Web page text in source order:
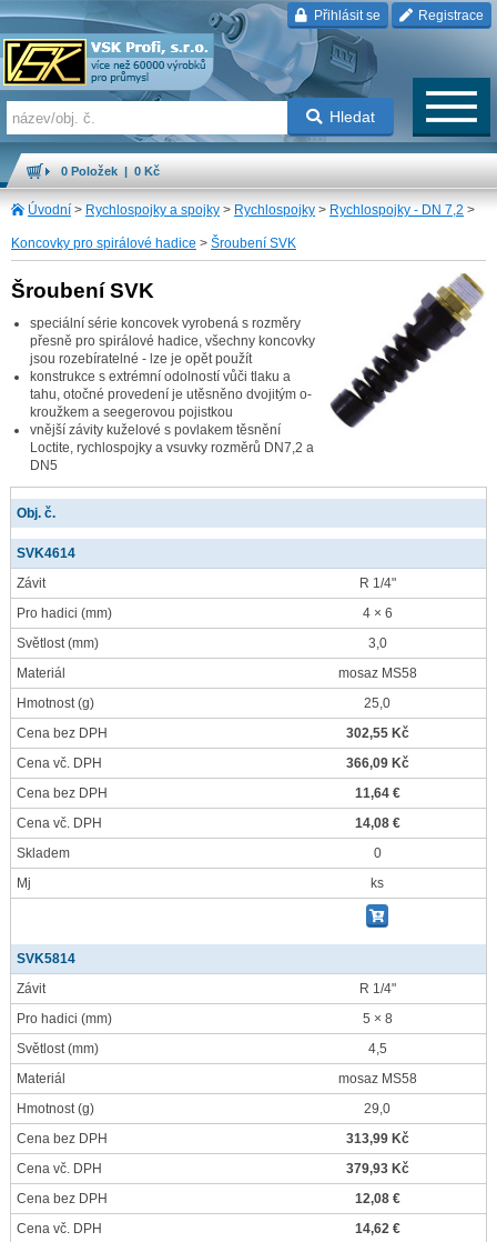
Přihlásit se Registrace
Hledat
0 Položek | 0 Kč
Úvodní > Rychlospojky a spojky > Rychlospojky > Rychlospojky - DN 7,2 >
Koncovky pro spirálové hadice > Šroubení SVK
Šroubení SVK
speciální série koncovek vyrobená s rozměry
přesně pro spirálové hadice, všechny koncovky
jsou rozebíratelné - lze je opět použít
konstrukce s extrémní odolností vůči tlaku a
tahu, otočné provedení je utěsněno dvojitým o-
kroužkem a seegerovou pojistkou
vnější závity kuželové s povlakem těsnění
Loctite, rychlospojky a vsuvky rozměrů DN7,2 a
DN5
Obj. č.
SVK4614
Závit
R 1/4"
Pro hadici (mm)
4 × 6
Světlost(mm)
3,0
Materiál
mosaz MS58
Hmotnost(g)
25,0
Cena bez DPH
302,55 Kč
Cena vč. DPH
366,09 Kč
Cena bez DPH
11,64 €
Cena vč. DPH
14,08 €
Skladem
0
Mj
ks
SVK5814
Závit
R 1/4"
Pro hadici (mm)
5 × 8
Světlost(mm)
4,5
Materiál
mosaz MS58
Hmotnost(g)
29,0
Cena bez DPH
313,99 Kč
Cena vč. DPH
379,93 Kč
Cena bez DPH
12,08 €
Cena vč. DPH
14,62 €